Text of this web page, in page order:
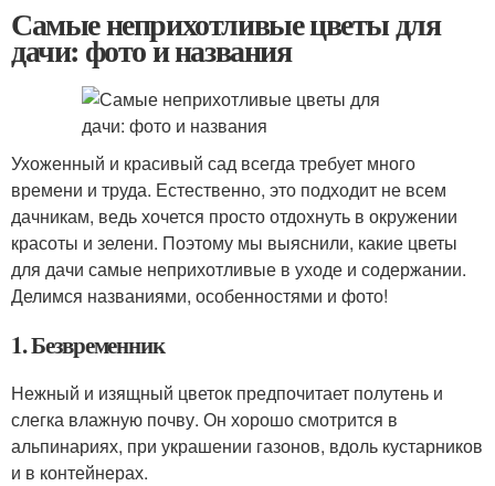
Самые неприхотливые цветы для
дачи: фото и названия
Ухоженный и красивый сад всегда требует много
времени и труда. Естественно, это подходит не всем
дачникам, ведь хочется просто отдохнуть в окружении
красоты и зелени. Поэтому мы выяснили, какие цветы
для дачи самые неприхотливые в уходе и содержании.
Делимся названиями, особенностями и фото!
1. Безвременник
Нежный и изящный цветок предпочитает полутень и
слегка влажную почву. Он хорошо смотрится в
альпинариях, при украшении газонов, вдоль кустарников
и в контейнерах.